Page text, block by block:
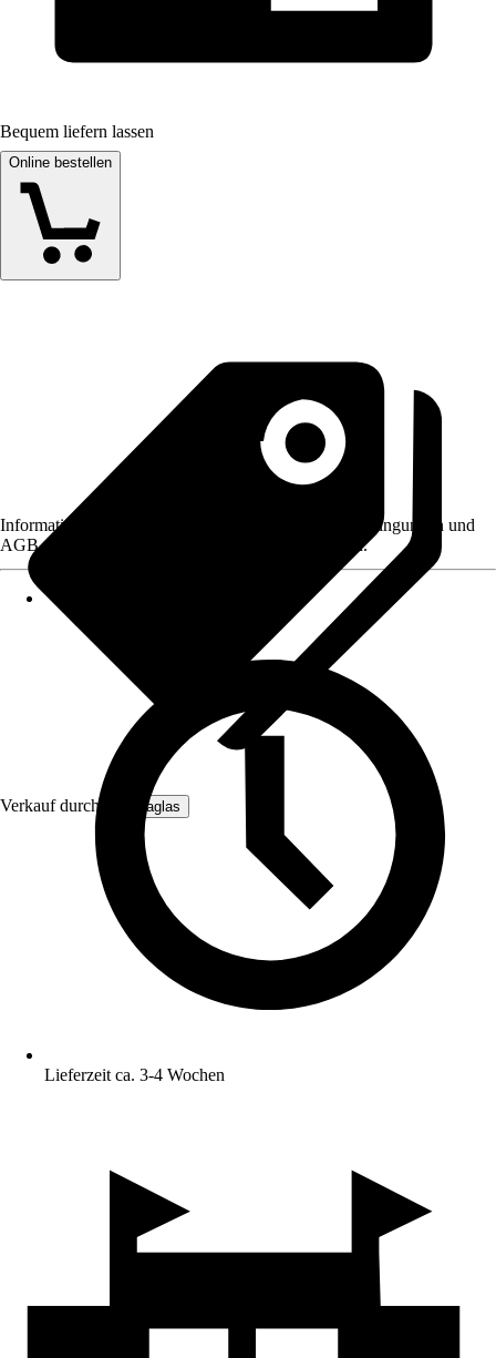
Bequem liefern lassen
Online bestellen
Verkauf durch: Hansaglas
Informationen des Verkäufers, wie z. B. Rückgabebedingungen und
AGB, finden Sie bei Klick auf den Verkäufernamen.
Lieferzeit ca. 3-4 Wochen